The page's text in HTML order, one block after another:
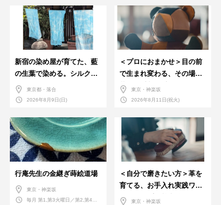
新宿の染め屋が育てた、藍
の生葉で染める。シルクの
ストール
東京都・落合
2026年8月9日(日)
＜プロにおまかせ＞目の前
で生まれ変わる、その場で
革のお手入れ受付会。
東京・神楽坂
2026年8月11日(祝火)
行庵先生の金継ぎ蒔絵道場
東京・神楽坂
毎月 第1,第3火曜日／第2,第4火
＜自分で磨きたい方＞革を
育てる、お手入れ実践ワー
クショップ。基本編！
東京・神楽坂